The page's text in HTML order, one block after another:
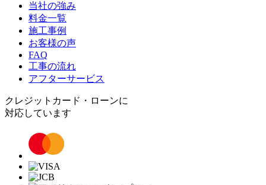
当社の強み
料金一覧
施工事例
お客様の声
FAQ
工事の流れ
アフターサービス
クレジットカード・ローンに
対応しています